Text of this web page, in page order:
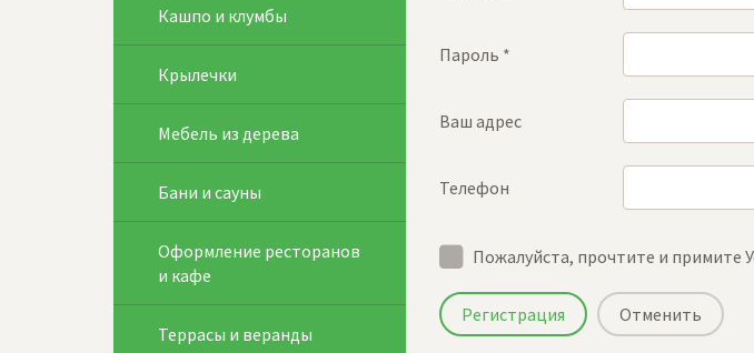
Регистрация Отменить
Пароль *
Ваш адрес
Телефон
Пожалуйста, прочтите и примите
Кашпо и клумбы
Крылечки
Мебель из дерева
Бани и сауны
Оформление ресторанов
и кафе
Террасы и веранды